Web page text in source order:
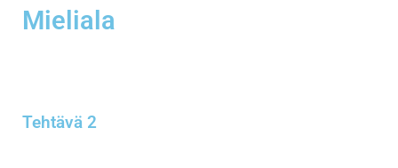
Mieliala
Tehtävä 2